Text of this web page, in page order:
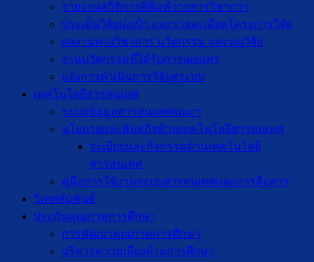
รายงานสถิติการตีพิมพ์วารสารวิชาการ
ประเด็นวิจัยมุ่งเป้า และรายละเอียดโครงการวิจัย
ผลงานทางวิชาการ นวัตกรรม และทุนวิจัย
งานนวัตกรรมที่ได้รับการเผยแพร่
แจ้งการดำเนินการวิจัยสู่ระบบ
เทคโนโลยีสารสนเทศ
ระบบข้อมูลสารสนเทศคณะฯ
นโยบายและพันธกิจด้านเทคโนโลยีสารสนเทศ
ระเบียบและกิจกรรมด้านเทคโนโลยี
สารสนเทศ
คู่มือการใช้งานระบบสารสนเทศและการสื่อสาร
วิเทศสัมพันธ์
ประกันคุณภาพการศึกษา
การพัฒนาคุณภาพการศึกษา
บริหารความเสี่ยงด้านการศึกษา